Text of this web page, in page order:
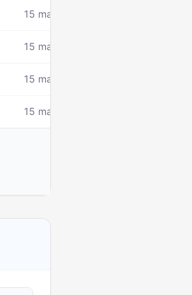
15 mars 2026
15 mars 2026
15 mars 2026
15 mars 2026